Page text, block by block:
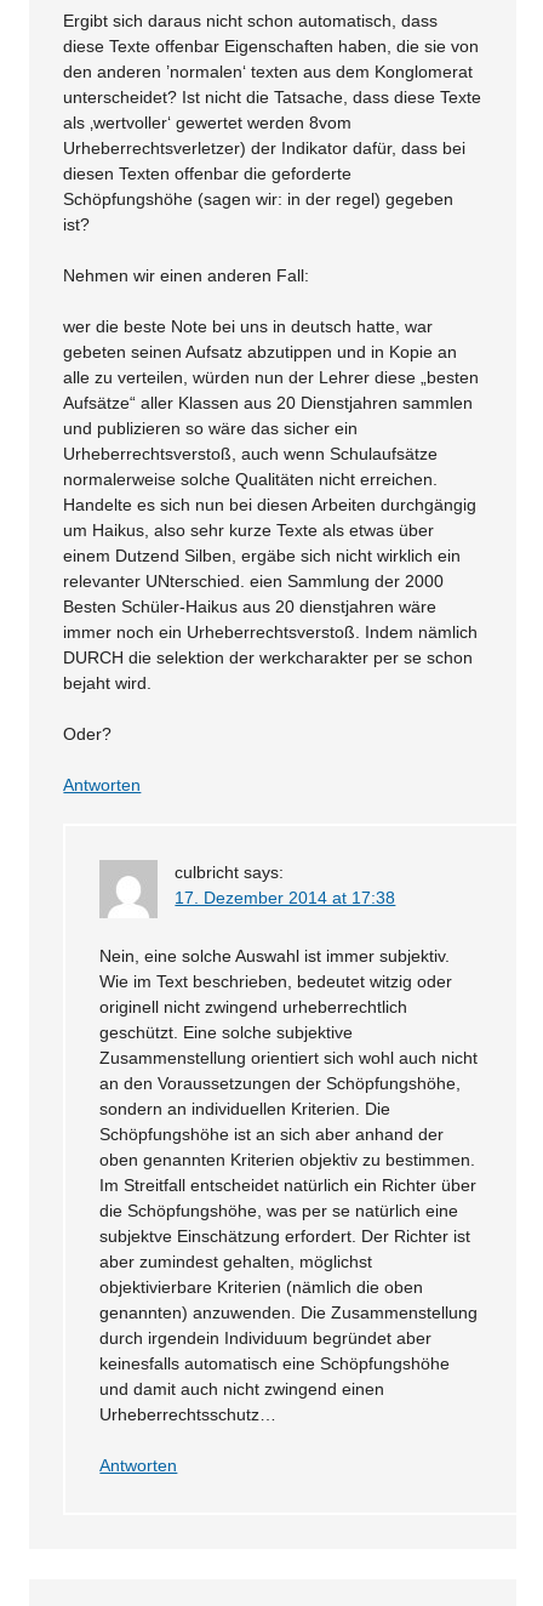
Ergibt sich daraus nicht schon automatisch, dass
diese Texte offenbar Eigenschaften haben, die sie von
den anderen ’normalen‘ texten aus dem Konglomerat
unterscheidet? Ist nicht die Tatsache, dass diese Texte
als ‚wertvoller‘ gewertet werden 8vom
Urheberrechtsverletzer) der Indikator dafür, dass bei
diesen Texten offenbar die geforderte
Schöpfungshöhe (sagen wir: in der regel) gegeben
ist?
Nehmen wir einen anderen Fall:
wer die beste Note bei uns in deutsch hatte, war
gebeten seinen Aufsatz abzutippen und in Kopie an
alle zu verteilen, würden nun der Lehrer diese „besten
Aufsätze“ aller Klassen aus 20 Dienstjahren sammlen
und publizieren so wäre das sicher ein
Urheberrechtsverstoß, auch wenn Schulaufsätze
normalerweise solche Qualitäten nicht erreichen.
Handelte es sich nun bei diesen Arbeiten durchgängig
um Haikus, also sehr kurze Texte als etwas über
einem Dutzend Silben, ergäbe sich nicht wirklich ein
relevanter UNterschied. eien Sammlung der 2000
Besten Schüler-Haikus aus 20 dienstjahren wäre
immer noch ein Urheberrechtsverstoß. Indem nämlich
DURCH die selektion der werkcharakter per se schon
bejaht wird.
Oder?
Antworten
culbricht says:
17. Dezember 2014 at 17:38
Nein, eine solche Auswahl ist immer subjektiv.
Wie im Text beschrieben, bedeutet witzig oder
originell nicht zwingend urheberrechtlich
geschützt. Eine solche subjektive
Zusammenstellung orientiert sich wohl auch nicht
an den Voraussetzungen der Schöpfungshöhe,
sondern an individuellen Kriterien. Die
Schöpfungshöhe ist an sich aber anhand der
oben genannten Kriterien objektiv zu bestimmen.
Im Streitfall entscheidet natürlich ein Richter über
die Schöpfungshöhe, was per se natürlich eine
subjektve Einschätzung erfordert. Der Richter ist
aber zumindest gehalten, möglichst
objektivierbare Kriterien (nämlich die oben
genannten) anzuwenden. Die Zusammenstellung
durch irgendein Individuum begründet aber
keinesfalls automatisch eine Schöpfungshöhe
und damit auch nicht zwingend einen
Urheberrechtsschutz…
Antworten